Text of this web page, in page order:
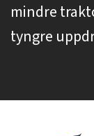
mindre
tyngre